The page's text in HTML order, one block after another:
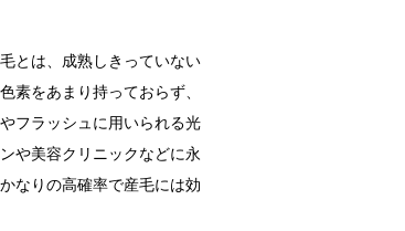
とは、成熟しきっていない
素をあまり持っておらず、
フラッシュに用いられる光
や美容クリニックなどに永
なりの高確率で産毛には効